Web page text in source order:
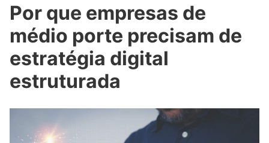
Por que empresas de
médio porte precisam de
estratégia digital
estruturada